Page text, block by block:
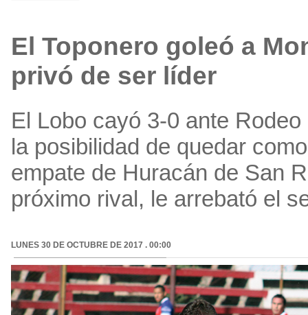
El Toponero goleó a
privó de ser líder
El Lobo cayó 3-0 ante
la posibilidad de quedar
empate de Huracán de San
próximo rival, le arrebató el
LUNES 30 DE OCTUBRE DE 2017 . 00:00